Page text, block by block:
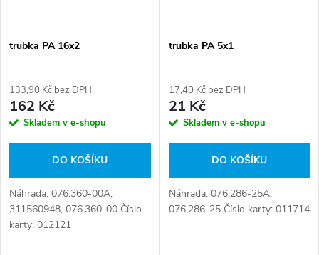
trubka PA 16x2
133,90 Kč bez DPH
162 Kč
Skladem v e-shopu
DO KOŠÍKU
Náhrada: 076.360-00A,
311560948, 076.360-00 Číslo
karty: 012121
trubka PA 5x1
17,40 Kč bez DPH
21 Kč
Skladem v e-shopu
DO KOŠÍKU
Náhrada: 076.286-25A,
076.286-25 Číslo karty: 011714